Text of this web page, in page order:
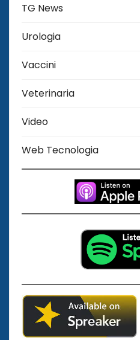
TG News
Urologia
Vaccini
Veterinaria
Video
Web Tecnologia